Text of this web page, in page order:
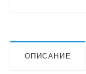
ОПИСАНИЕ